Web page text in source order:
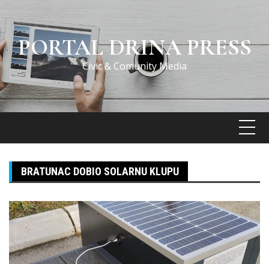
Skip
to
contentPORTAL DRINA PRESS
Civic & Comunity Media
BRATUNAC DOBIO SOLARNU KLUPU